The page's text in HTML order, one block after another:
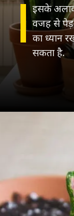
इसके
वजह से
का ध्यान
सकता है.